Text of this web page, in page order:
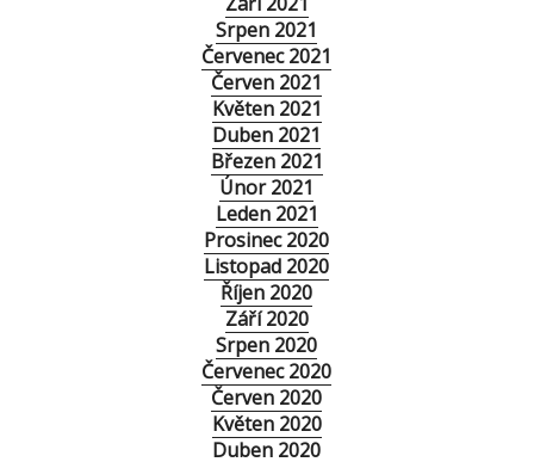
Srpen 2021
Červenec 2021
Červen 2021
Květen 2021
Duben 2021
Březen 2021
Únor 2021
Leden 2021
Prosinec 2020
Listopad 2020
Říjen 2020
Září 2020
Srpen 2020
Červenec 2020
Červen 2020
Květen 2020
Duben 2020